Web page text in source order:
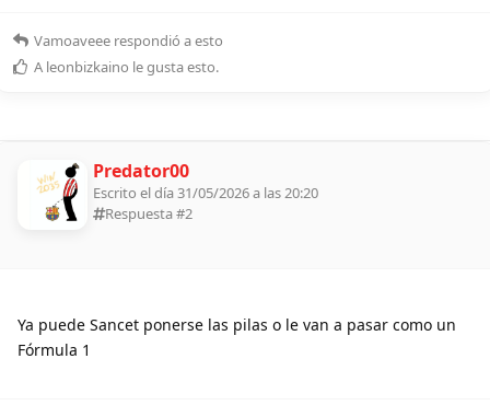
Vamoaveee respondió a esto
A leonbizkaino le gusta esto.
Predator00
Escrito el día 31/05/2026 a las 20:20
Respuesta #2
Ya puede Sancet ponerse las pilas o le van a pasar como un
Fórmula 1